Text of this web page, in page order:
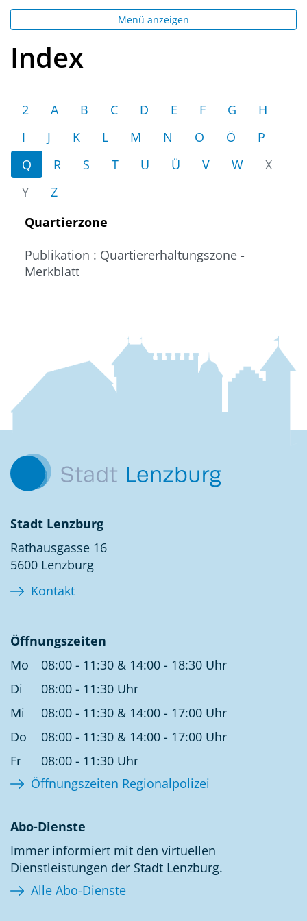
Menü anzeigen
Index
2 A B C D E F G
H
I
J K L M N O Ö
P
Q
R S T U Ü V W
X
Y
Z
Quartierzone
Publikation : Quartiererhaltungszone -
Merkblatt
Stadt Lenzburg
Rathausgasse 16
5600 Lenzburg
Kontakt
Öffnungszeiten
Mo
08:00 - 11:30 & 14:00 - 18:30 Uhr
Di
08:00 - 11:30 Uhr
Mi
08:00 - 11:30 & 14:00 - 17:00 Uhr
Do
08:00 - 11:30 & 14:00 - 17:00 Uhr
Fr
08:00 - 11:30 Uhr
Öffnungszeiten Regionalpolizei
Abo-Dienste
Immer informiert mit den virtuellen
Dienstleistungen der Stadt Lenzburg.
Alle Abo-Dienste